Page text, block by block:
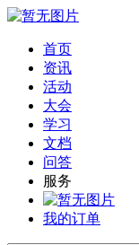
首页
资讯
活动
大会
学习
文档
问答
服务
我的订单